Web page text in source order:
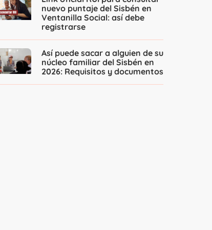
nuevo puntaje del Sisbén en
Ventanilla Social: así debe
registrarse
Así puede sacar a alguien de su
núcleo familiar del Sisbén en
2026: Requisitos y documentos